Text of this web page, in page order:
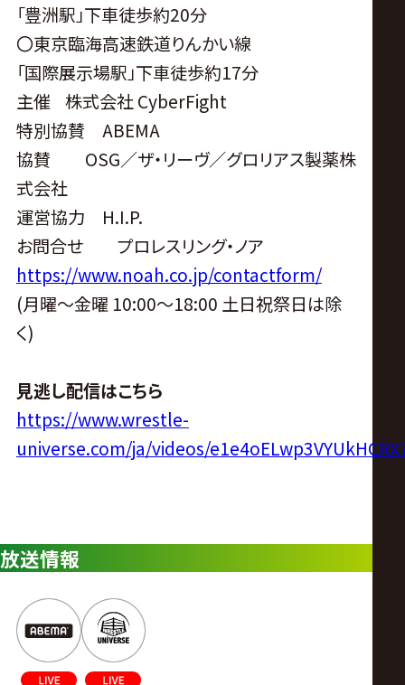
「豊洲駅」下車徒歩約20分
〇東京臨海高速鉄道りんかい線
「国際展示場駅」下車徒歩約17分
主催 株式会社 CyberFight
特別協賛 ABEMA
協賛 OSG／ザ・リーヴ／グロリアス製薬株
式会社
運営協力 H.I.P.
お問合せ プロレスリング・ノア
https://www.noah.co.jp/contactform/
(月曜〜金曜 10:00〜18:00 土日祝祭日は除
く)
見逃し配信はこちら
https://www.wrestle-
universe.com/ja/videos/
放送情報